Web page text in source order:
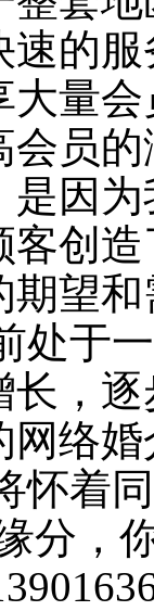
速的
大量
会员
是因
客创
期望
处于
长，
网络
怀着
分，